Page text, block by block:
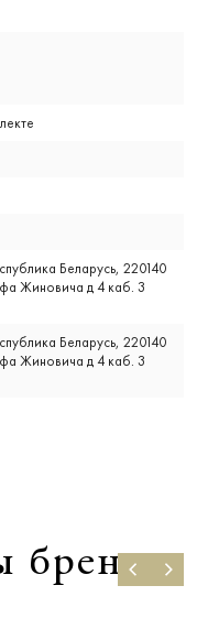
Беларусь, 220140
Жиновича д 4 каб. 3
Беларусь, 220140
Жиновича д 4 каб. 3
бренда